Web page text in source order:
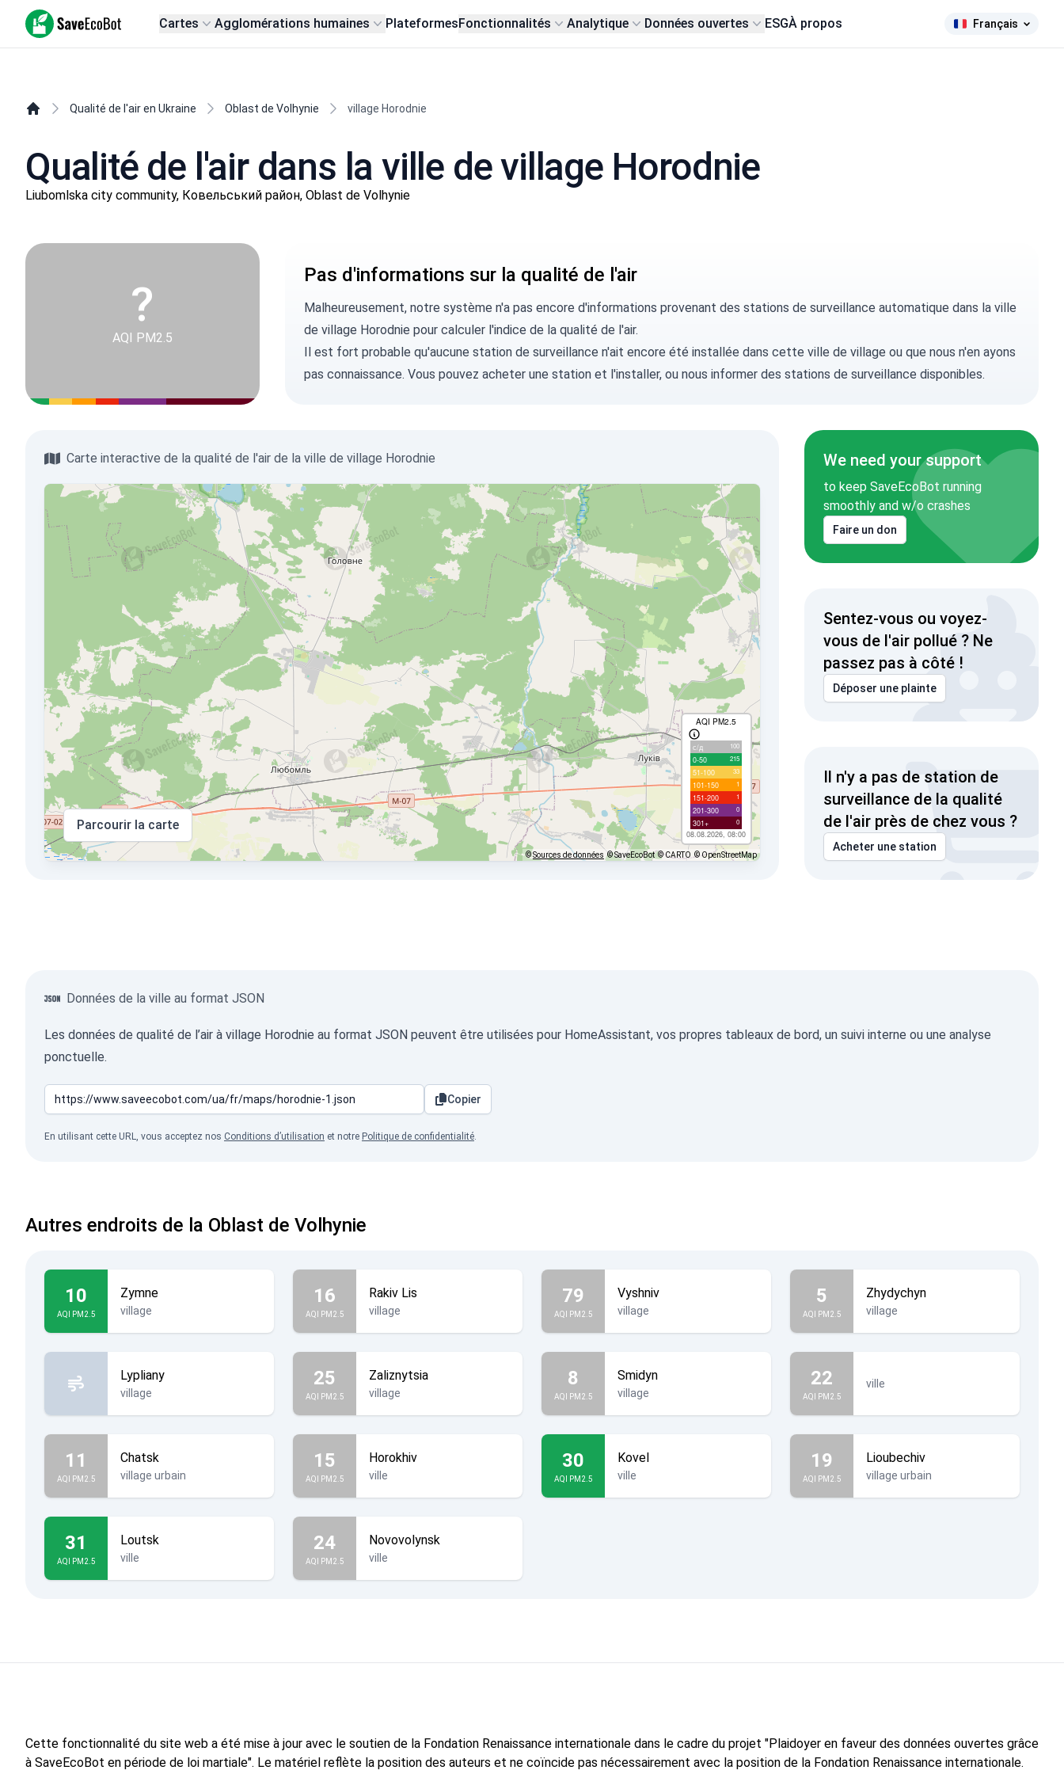
SaveEcoBot Cartes Agglomérations humaines PlateformesFonctionnalités Analytique Données ouvertes ESGÀ propos Français
Qualité de l'air en Ukraine Oblast de Volhynie village Horodnie
Qualité de l'air dans la ville de village Horodnie
Liubomlska city community, Ковельський район, Oblast de Volhynie
?
AQI PM2.5
Pas d'informations sur la qualité de l'air
Malheureusement, notre système n'a pas encore d'informations provenant des stations de surveillance automatique dans la ville
de village Horodnie pour calculer l'indice de la qualité de l'air.
Il est fort probable qu'aucune station de surveillance n'ait encore été installée dans cette ville de village ou que nous n'en ayons
pas connaissance. Vous pouvez acheter une stationet l'installer, ou nous informerdes stations de surveillance disponibles.
Carte interactive de la qualité de l'air de la ville de village Horodnie
AQI PM2.5
с/д 100
0-50 215
51-100 33
101-150 1
151-200 1
201-300 0
301+ 0
08.08.2026, 08:00
Parcourir la carte
©Sources de données © SaveEcoBot © CARTO © OpenStreetMap
We need your support
to keep SaveEcoBot running
smoothly and w/o crashes
Faire un don
Sentez-vous ou voyez-
vous de l'air pollué ? Ne
passez pas à côté !
Déposer une plainte
Il n'y a pas de station de
surveillance de la qualité
de l'air près de chez vous ?
Acheter une station
Données de la ville au format JSON
Les données de qualité de l’air à village Horodnie au format JSON peuvent être utilisées pour HomeAssistant, vos propres tableaux de bord, un suivi interne ou une analyse
ponctuelle.
Copier
En utilisant cette URL, vous acceptez nos Conditions d’utilisation et notre Politique de confidentialité.
Autres endroits de la Oblast de Volhynie
10
AQI PM2.5
Zymne
village
16
AQI PM2.5
Rakiv Lis
village
79
AQI PM2.5
Vyshniv
village
5
AQI PM2.5
Zhydychyn
village
Lypliany
village
25
AQI PM2.5
Zaliznytsia
village
8
AQI PM2.5
Smidyn
village
22
AQI PM2.5
ville
11
AQI PM2.5
Chatsk
village urbain
15
AQI PM2.5
Horokhiv
ville
30
AQI PM2.5
Kovel
ville
19
AQI PM2.5
Lioubechiv
village urbain
31
AQI PM2.5
Loutsk
ville
24
AQI PM2.5
Novovolynsk
ville
Cette fonctionnalité du site web a été mise à jour avec le soutien de la Fondation Renaissance internationale dans le cadre du projet "Plaidoyer en faveur des données ouvertes grâce
à SaveEcoBot en période de loi martiale". Le matériel reflète la position des auteurs et ne coïncide pas nécessairement avec la position de la Fondation Renaissance internationale.